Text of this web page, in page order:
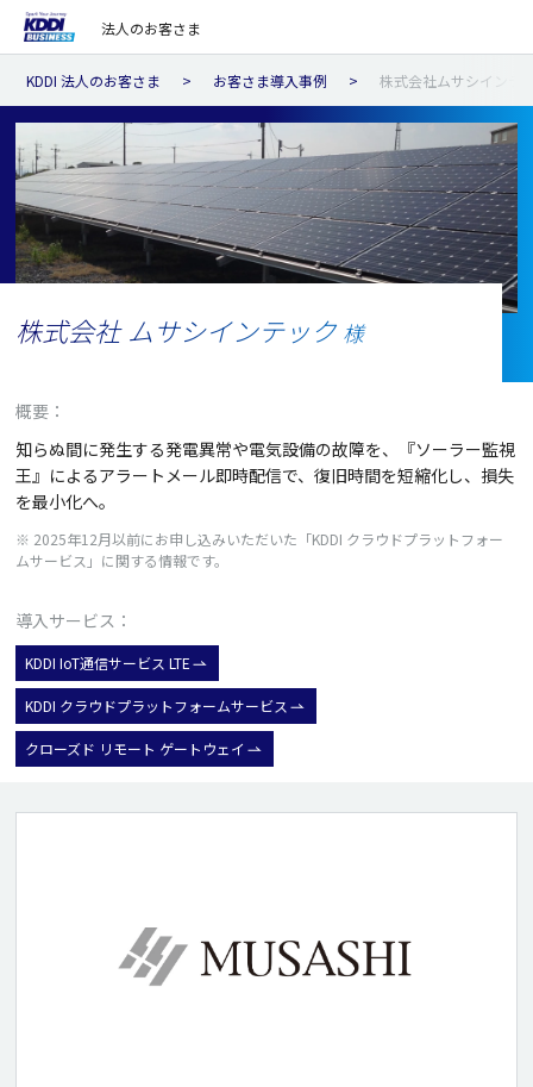
法人のお客さま
KDDI 法人のお客さま お客さま導入事例 株式会社ムサシインテ
株式会社 ムサシインテック様
概要：
知らぬ間に発生する発電異常や電気設備の故障を、『ソーラー監視
王』によるアラートメール即時配信で、復旧時間を短縮化し、損失
を最小化へ。
※ 2025年12月以前にお申し込みいただいた「KDDI クラウドプラットフォー
ムサービス」に関する情報です。
導入サービス：
KDDI IoT通信サービス LTE
KDDI クラウドプラットフォームサービス
クローズド リモート ゲートウェイ